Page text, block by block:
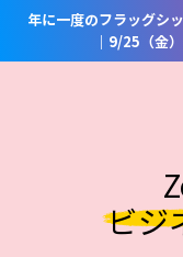
年に一度のフラッグシ
｜9/25（金
ビジ